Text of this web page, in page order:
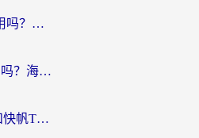
云极和Unblock Youku好用吗？海外党亲测+2026回国加速器避坑指南
ChickCN和海外回国好用吗？海外党2026亲测：从手游到影音，选对加速器的3个关键
海外党必看：雷神手游和快帆TV版好用吗？3步选对回国加速器不踩坑